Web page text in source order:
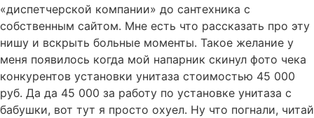
«диспетчерской компании» до сантехника с
собственным сайтом. Мне есть что рассказать про эту
нишу и вскрыть больные моменты. Такое желание у
меня появилось когда мой напарник скинул фото чека
конкурентов установки унитаза стоимостью 45 000
руб. Да да 45 000 за работу по установке унитаза с
бабушки, вот тут я просто охуел. Ну что погнали, читай